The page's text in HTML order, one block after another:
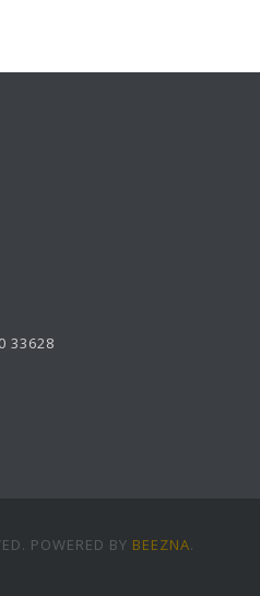
33628
POWERED BY BEEZNA.